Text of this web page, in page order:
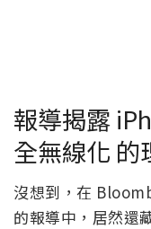
報導揭露
全無線化 的
沒想到，在
的報導中，居然還